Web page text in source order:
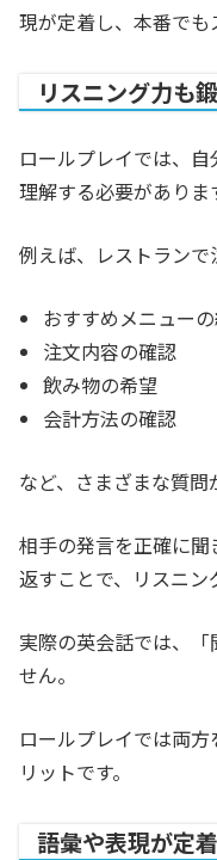
現が定着し、本番でも
リスニング力も
ロールプレイでは、
理解する必要がありま
例えば、レストランで
おすすめメニュー
注文内容の確認
飲み物の希望
会計方法の確認
など、さまざまな質問
相手の発言を正確に
返すことで、リスニン
実際の英会話では、
せん。
ロールプレイでは両
リットです。
語彙や表現が定